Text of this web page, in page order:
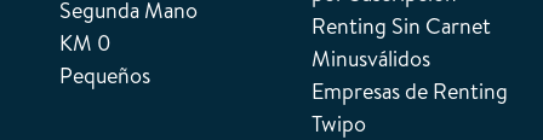
Segunda Mano
KM 0
Pequeños
Renting Sin Carnet
Minusválidos
Empresas de Renting
Twipo